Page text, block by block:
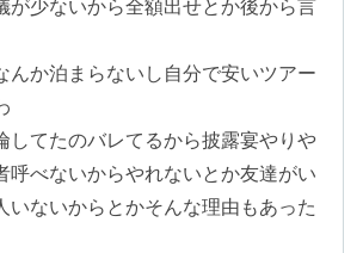
が少ないから全額出せとか後から言
か泊まらないし自分で安いツアー
してたのバレてるから披露宴やりや
呼べないからやれないとか友達がい
いないからとかそんな理由もあった